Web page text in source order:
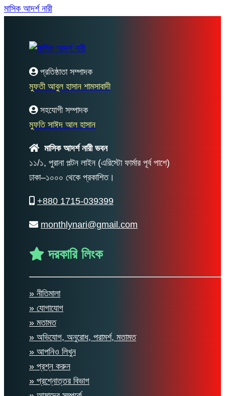
মাসিক আদর্শ নারী
প্রতিষ্ঠাতা সম্পাদক
মুফতী আবুল হাসান শামসাবাদী
সহযোগী সম্পাদক
মুফতি সাঈদ আল হাসান
মাসিক আদর্শ নারী ভবন
১১/১, পুরানা পল্টন লাইন (এরিস্টো ফার্মার পূর্ব পাশে)
ঢাকা–১০০০ থেকে প্রকাশিত।
+880 1715-039399
monthlynari@gmail.com
দরকারি লিংক
» নীতিমালা
» যোগাযোগ
» মতামত
» অভিযোগ, অনুরোধ, পরামর্শ, মতামত
» আপনিও লিখুন
» প্রশ্ন করুন
» প্রশ্নোত্তর বিভাগ